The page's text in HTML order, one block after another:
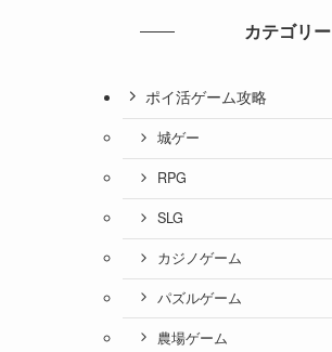
カテゴリー
ポイ活ゲーム攻略
城ゲー
RPG
SLG
カジノゲーム
パズルゲーム
農場ゲーム